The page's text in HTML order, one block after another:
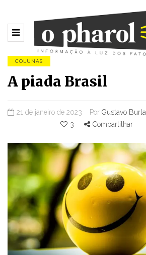
COLUNAS
A piada Brasil
21 de janeiro de 2023 Por Gustavo Burla
3
Compartilhar